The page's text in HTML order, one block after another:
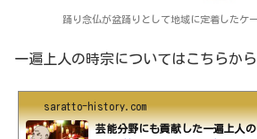
踊り念仏が盆踊りとして地域に定着したケ
一遍上人の時宗についてはこちらから
saratto-history.com
芸能分野にも貢献した一遍上人